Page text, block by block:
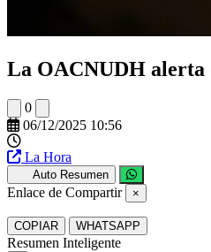
La OACNUDH alerta
0
06/12/2025 10:56
La Hora
Auto Resumen
Enlace de Compartir ×
COPIAR WHATSAPP
Resumen Inteligente